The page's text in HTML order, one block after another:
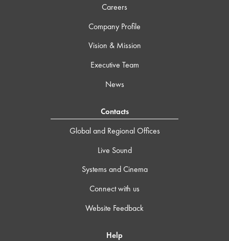
Careers
Company Profile
Vision & Mission
Executive Team
News
Contacts
Global and Regional Offices
Live Sound
Systems and Cinema
Connect with us
Website Feedback
Help